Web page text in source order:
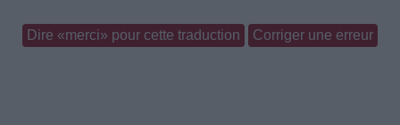
Dire «merci» pour cette traduction Corriger une erreur